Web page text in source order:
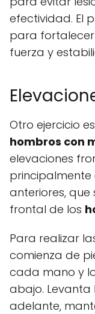
efectividad. El
para
fuerza y
Otro ejercicio
hombros con
elevaciones
principalmente
anteriores,
frontal de los
Para realizar
comienza de
cada mano y
abajo. Levanta
adelante,